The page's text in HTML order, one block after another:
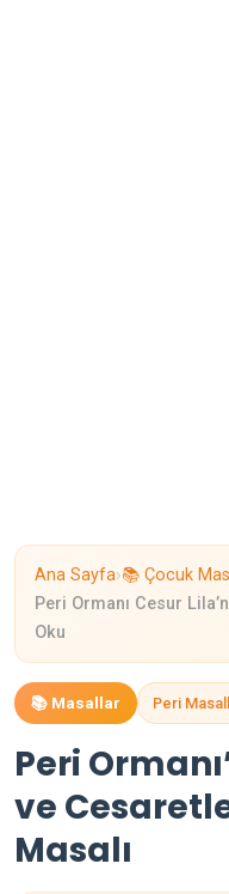
Ana Sayfa›📚 Çocuk
Peri Ormanı Cesur
Oku
📚 Masallar Peri
Peri
ve
Masalı